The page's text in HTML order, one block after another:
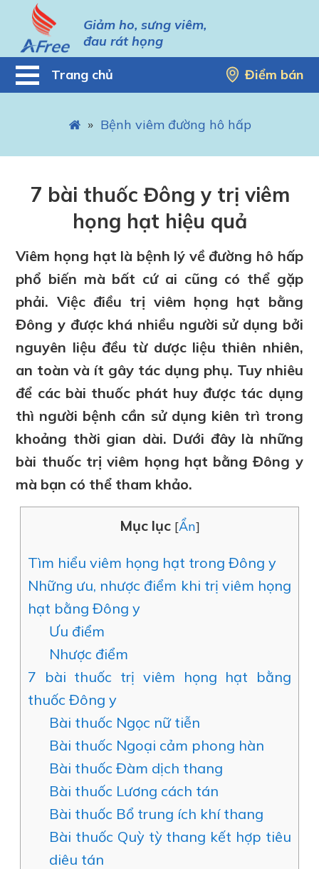
Giảm ho, sưng viêm,
đau rát họng
Trang chủ Điểm bán
» Bệnh viêm đường hô hấp
7 bài thuốc Đông y trị viêm
họng hạt hiệu quả
Viêm họng hạt là bệnh lý về đường hô hấp
phổ biến mà bất cứ ai cũng có thể gặp
phải. Việc điều trị viêm họng hạt bằng
Đông y được khá nhiều người sử dụng bởi
nguyên liệu đều từ dược liệu thiên nhiên,
an toàn và ít gây tác dụng phụ. Tuy nhiêu
để các bài thuốc phát huy được tác dụng
thì người bệnh cần sử dụng kiên trì trong
khoảng thời gian dài. Dưới đây là những
bài thuốc trị viêm họng hạt bằng Đông y
mà bạn có thể tham khảo.
Mục lục [Ẩn]
Tìm hiểu viêm họng hạt trong Đông y
Những ưu, nhược điểm khi trị viêm họng
hạt bằng Đông y
Ưu điểm
Nhược điểm
7 bài thuốc trị viêm họng hạt bằng
thuốc Đông y
Bài thuốc Ngọc nữ tiễn
Bài thuốc Ngoại cảm phong hàn
Bài thuốc Đàm dịch thang
Bài thuốc Lương cách tán
Bài thuốc Bổ trung ích khí thang
Bài thuốc Quỳ tỳ thang kết hợp tiêu
diêu tán